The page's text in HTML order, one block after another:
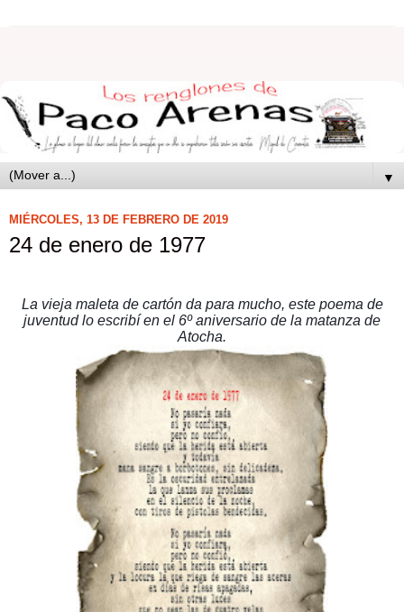
▼
MIÉRCOLES, 13 DE FEBRERO DE 2019
24 de enero de 1977
La vieja maleta de cartón da para mucho, este poema de
juventud lo escribí en el 6º aniversario de la matanza de
Atocha.